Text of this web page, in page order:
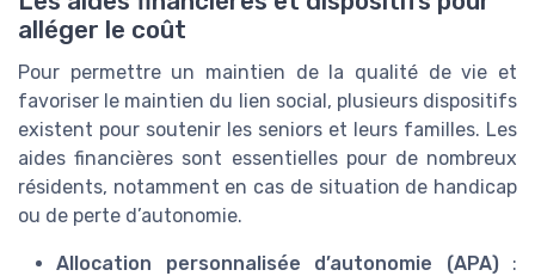
alléger le coût
Pour permettre un maintien de la qualité de vie et
favoriser le maintien du lien social, plusieurs dispositifs
existent pour soutenir les seniors et leurs familles. Les
aides financières sont essentielles pour de nombreux
résidents, notamment en cas de situation de handicap
ou de perte d’autonomie.
Allocation personnalisée d’autonomie (APA):